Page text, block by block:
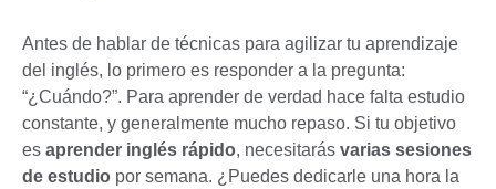
Antes de hablar de técnicas para agilizar tu aprendizaje
del inglés, lo primero es responder a la pregunta:
“¿Cuándo?”. Para aprender de verdad hace falta estudio
constante, y generalmente mucho repaso. Si tu objetivo
es aprender inglés rápido, necesitarás varias sesiones
de estudio por semana. ¿Puedes dedicarle una hora la